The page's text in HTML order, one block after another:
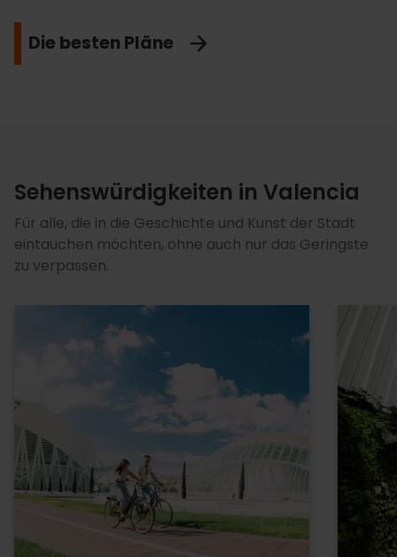
Die besten Pläne
Sehenswürdigkeiten in Valencia
Für alle, die in die Geschichte und Kunst der Stadt
eintauchen möchten, ohne auch nur das Geringste
zu verpassen.